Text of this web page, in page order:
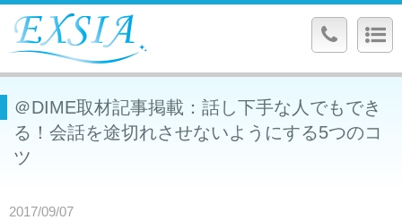
＠DIME取材記事掲載：話し下手な人でもでき
る！会話を途切れさせないようにする5つのコ
ツ
2017/09/07